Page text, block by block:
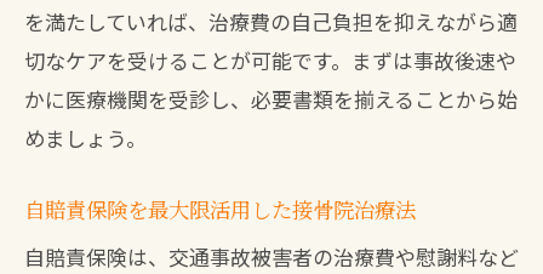
を満たしていれば、治療費の自己負担を抑えながら適
切なケアを受けることが可能です。まずは事故後速や
かに医療機関を受診し、必要書類を揃えることから始
めましょう。
自賠責保険を最大限活用した接骨院治療法
自賠責保険は、交通事故被害者の治療費や慰謝料など